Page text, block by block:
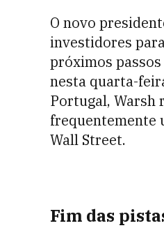
O novo
investidores
próximos
nesta quarta-
Portugal, Warsh
frequentemente
Wall Street.
Fim das